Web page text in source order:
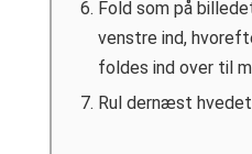
Fold som på
venstre ind,
foldes ind over til
Rul dernæst